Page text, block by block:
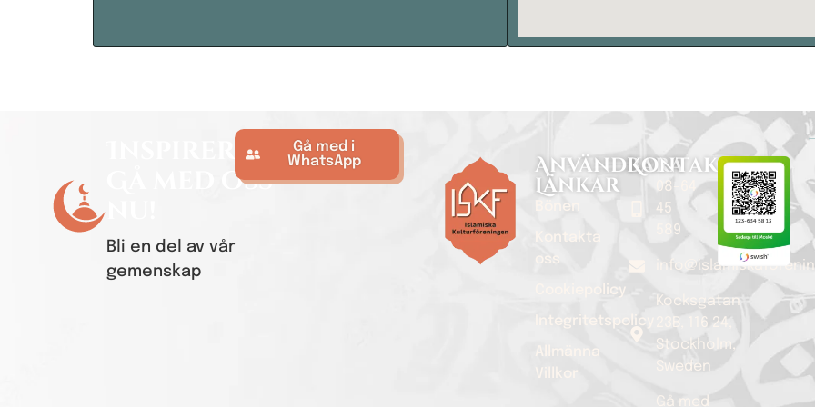
Inspirerad?
Gå med oss ​​
Bli en del av vår
gemenskap
Gå med i
WhatsApp
Användbara
Länkar
Bönen
Kontakta
oss
Cookiepolicy
Integritetspolicy
Allmänna
Villkor
Kontaktinfo
08-64
45
589
Kocksgatan
23B, 116 24,
Stockholm,
Sweden
Gå med